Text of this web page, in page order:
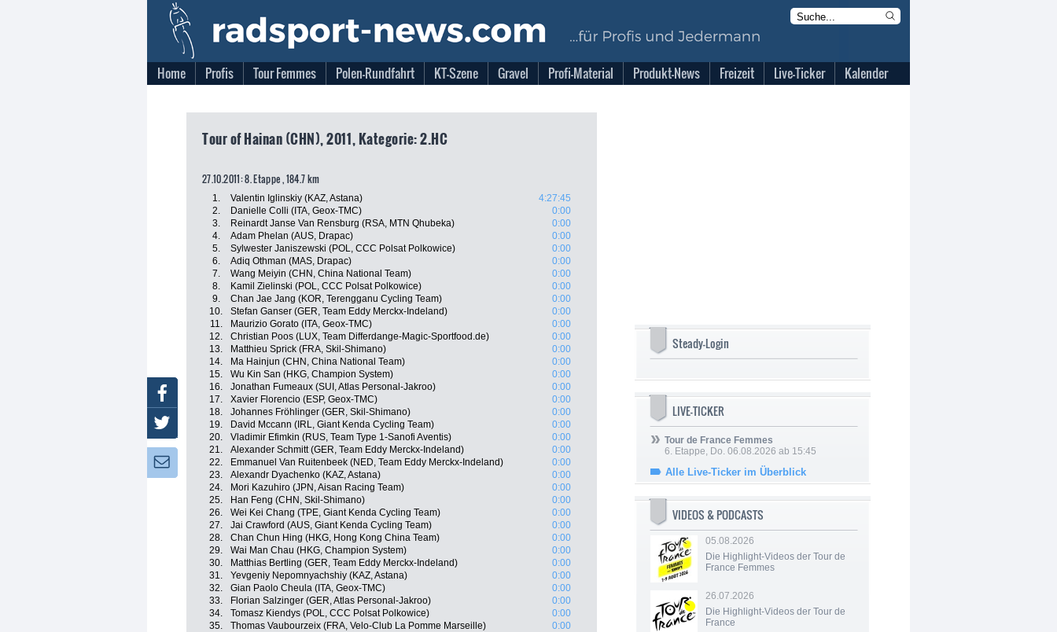
Home Profis Tour Femmes Polen-Rundfahrt KT-Szene Gravel Profi-Material Produkt-News Freizeit Live-Ticker Kalender
Tour of Hainan (CHN), 2011, Kategorie: 2.HC
27.10.2011: 8. Etappe , 184.7 km
1. Valentin Iglinskiy (KAZ, Astana)
4:27:45
2.
Danielle Colli (ITA, Geox-TMC)
0:00
3.
Reinardt Janse Van Rensburg (RSA, MTN Qhubeka)
0:00
4.
Adam Phelan (AUS, Drapac)
0:00
5.
Sylwester Janiszewski (POL, CCC Polsat Polkowice)
0:00
6.
Adiq Othman (MAS, Drapac)
0:00
7.
Wang Meiyin (CHN, China National Team)
0:00
8.
Kamil Zielinski (POL, CCC Polsat Polkowice)
0:00
9.
Chan Jae Jang (KOR, Terengganu Cycling Team)
0:00
10.
Stefan Ganser (GER, Team Eddy Merckx-Indeland)
0:00
11.
Maurizio Gorato (ITA, Geox-TMC)
0:00
12.
Christian Poos (LUX, Team Differdange-Magic-Sportfood.de)
0:00
13.
Matthieu Sprick (FRA, Skil-Shimano)
0:00
14.
Ma Hainjun (CHN, China National Team)
0:00
15.
Wu Kin San (HKG, Champion System)
0:00
16.
Jonathan Fumeaux (SUI, Atlas Personal-Jakroo)
0:00
17.
Xavier Florencio (ESP, Geox-TMC)
0:00
18.
Johannes Fröhlinger (GER, Skil-Shimano)
0:00
19.
David Mccann (IRL, Giant Kenda Cycling Team)
0:00
20.
Vladimir Efimkin (RUS, Team Type 1-Sanofi Aventis)
0:00
21.
Alexander Schmitt (GER, Team Eddy Merckx-Indeland)
0:00
22.
Emmanuel Van Ruitenbeek (NED, Team Eddy Merckx-Indeland)
0:00
23.
Alexandr Dyachenko (KAZ, Astana)
0:00
24.
Mori Kazuhiro (JPN, Aisan Racing Team)
0:00
25.
Han Feng (CHN, Skil-Shimano)
0:00
26.
Wei Kei Chang (TPE, Giant Kenda Cycling Team)
0:00
27.
Jai Crawford (AUS, Giant Kenda Cycling Team)
0:00
28.
Chan Chun Hing (HKG, Hong Kong China Team)
0:00
29.
Wai Man Chau (HKG, Champion System)
0:00
30.
Matthias Bertling (GER, Team Eddy Merckx-Indeland)
0:00
31.
Yevgeniy Nepomnyachshiy (KAZ, Astana)
0:00
32.
Gian Paolo Cheula (ITA, Geox-TMC)
0:00
33.
Florian Salzinger (GER, Atlas Personal-Jakroo)
0:00
34.
Tomasz Kiendys (POL, CCC Polsat Polkowice)
0:00
35.
Thomas Vaubourzeix (FRA, Velo-Club La Pomme Marseille)
0:00
Steady-Login
LIVE-TICKER
Tour de France Femmes
6. Etappe, Do. 06.08.2026 ab 15:45
Alle Live-Ticker im Überblick
VIDEOS & PODCASTS
05.08.2026
Die Highlight-Videos der Tour de
France Femmes
26.07.2026
Die Highlight-Videos der Tour de
France
Facebook
Twitter
Newsletter: